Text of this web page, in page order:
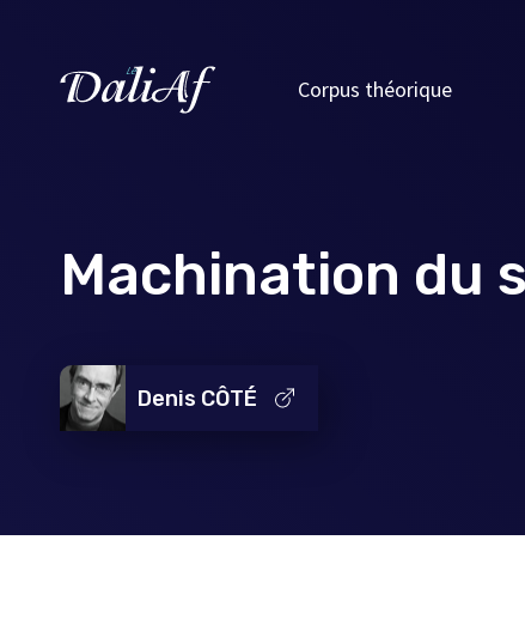
Corpus théorique
Machination du
Denis CÔTÉ